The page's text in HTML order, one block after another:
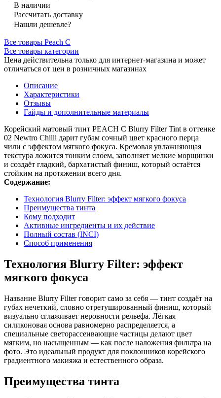
В наличии
Рассчитать доставку
Нашли дешевле?
Все товары Peach C
Все товары категории
Цена действительна только для интернет-магазина и может
отличаться от цен в розничных магазинах
Описание
Характеристики
Отзывы
Гайды и дополнительные материалы
Корейский матовый тинт PEACH C Blurry Filter Tint в оттенке
02 Newtro Chilli дарит губам сочный цвет красного перца
чили с эффектом мягкого фокуса. Кремовая увлажняющая
текстура ложится тонким слоем, заполняет мелкие морщинки
и создаёт гладкий, бархатистый финиш, который остаётся
стойким на протяжении всего дня.
Содержание:
Технология Blurry Filter: эффект мягкого фокуса
Преимущества тинта
Кому подходит
Активные ингредиенты и их действие
Полный состав (INCI)
Способ применения
Технология Blurry Filter: эффект
мягкого фокуса
Название Blurry Filter говорит само за себя — тинт создаёт на
губах нечеткий, словно отретушированный финиш, который
визуально сглаживает неровности рельефа. Лёгкая
силиконовая основа равномерно распределяется, а
специальные светорассеивающие частицы делают цвет
мягким, но насыщенным — как после наложения фильтра на
фото. Это идеальный продукт для поклонников корейского
градиентного макияжа и естественного образа.
Преимущества тинта